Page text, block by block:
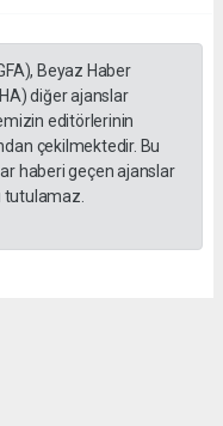
Beyaz Haber
diğer ajanslar
editörlerinin
çekilmektedir. Bu
haberi geçen ajanslar
tutulamaz.